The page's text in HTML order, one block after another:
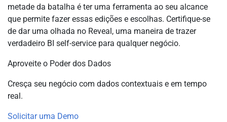
metade da batalha é ter uma ferramenta ao seu alcance
que permite fazer essas edições e escolhas. Certifique-se
de dar uma olhada no Reveal, uma maneira de trazer
verdadeiro BI self-service para qualquer negócio.
Aproveite o Poder dos Dados
Cresça seu negócio com dados contextuais e em tempo
real.
Solicitar uma Demo